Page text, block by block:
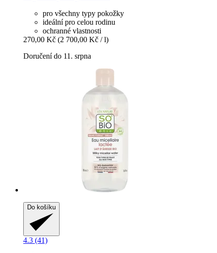
pro všechny typy pokožky
ideální pro celou rodinu
ochranné vlastnosti
270,00 Kč (2 700,00 Kč / l)
Doručení do 11. srpna
Do košíku
4.3 (41)